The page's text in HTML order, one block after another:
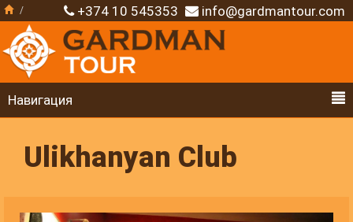
+374 10 545353 info@gardmantour.com
Навигация
Ulikhanyan Club